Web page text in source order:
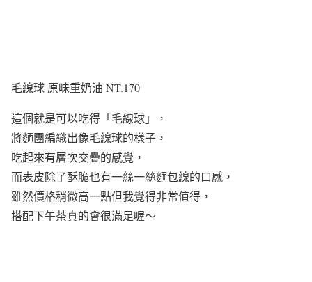
毛線球 原味重奶油 NT.170
這個就是可以吃得「毛線球」，
將麵團編織出像毛線球的樣子，
吃起來有層次交疊的感覺，
而表皮除了酥脆也有一絲一絲麵包線的口感，
雖然價格稍微高一點但我覺得非常值得，
搭配下午茶真的會很滿足喔～